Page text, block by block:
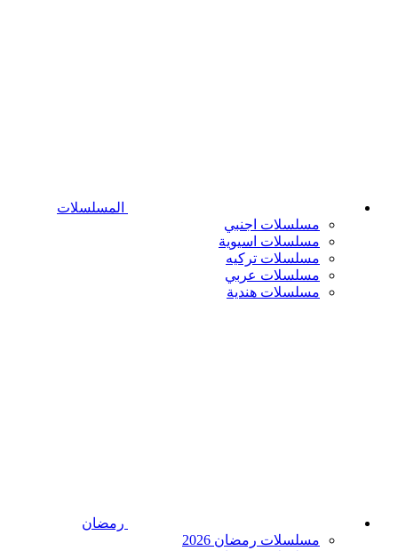
المسلسلات
مسلسلات اجنبي
مسلسلات اسيوية
مسلسلات تركيه
مسلسلات عربي
مسلسلات هندية
رمضان
مسلسلات رمضان 2026